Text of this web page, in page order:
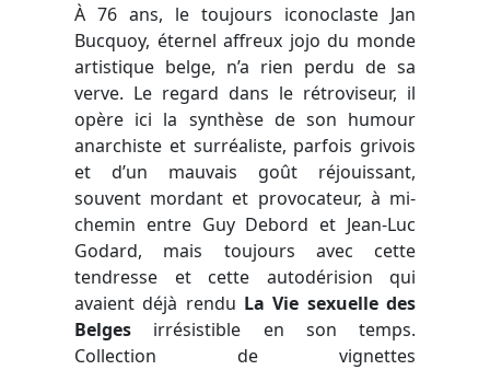
À 76 ans, le toujours iconoclaste Jan
Bucquoy, éternel affreux jojo du monde
artistique belge, n’a rien perdu de sa
verve. Le regard dans le rétroviseur, il
opère ici la synthèse de son humour
anarchiste et surréaliste, parfois grivois
et d’un mauvais goût réjouissant,
souvent mordant et provocateur, à mi-
chemin entre Guy Debord et Jean-Luc
Godard, mais toujours avec cette
tendresse et cette autodérision qui
avaient déjà rendu La Vie sexuelle des
Belges irrésistible en son temps.
Collection de vignettes